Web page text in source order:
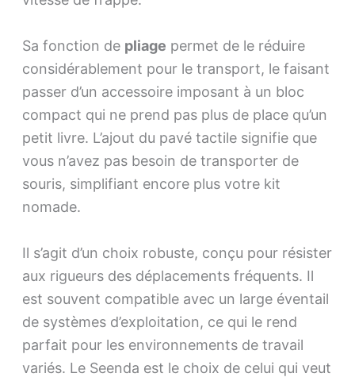
Sa fonction de pliage permet de le réduire
considérablement pour le transport, le faisant
passer d’un accessoire imposant à un bloc
compact qui ne prend pas plus de place qu’un
petit livre. L’ajout du pavé tactile signifie que
vous n’avez pas besoin de transporter de
souris, simplifiant encore plus votre kit
nomade.
Il s’agit d’un choix robuste, conçu pour résister
aux rigueurs des déplacements fréquents. Il
est souvent compatible avec un large éventail
de systèmes d’exploitation, ce qui le rend
parfait pour les environnements de travail
variés. Le Seenda est le choix de celui qui veut